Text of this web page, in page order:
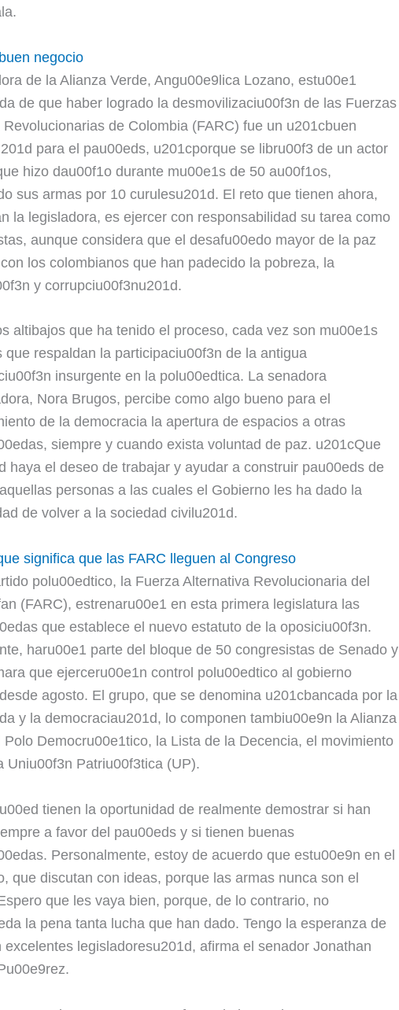
negocio
de la Alianza Verde, Angu00e9lica Lozano, estu00e1
de que haber logrado la desmovilizaciu00f3n de las Fuerzas
de Colombia (FARC) fue un u201cbuen
para el pau00eds, u201cporque se libru00f3 de un actor
hizo dau00f1o durante mu00e1s de 50 au00f1os,
sus armas por 10 curulesu201d. El reto que tienen ahora,
la legisladora, es ejercer con responsabilidad su tarea como
aunque considera que el desafu00edo mayor de la paz
los colombianos que han padecido la pobreza, la
y corrupciu00f3nu201d.
altibajos que ha tenido el proceso, cada vez son mu00e1s
que respaldan la participaciu00f3n de la antigua
insurgente en la polu00edtica. La senadora
Nora Brugos, percibe como algo bueno para el
de la democracia la apertura de espacios a otras
siempre y cuando exista voluntad de paz. u201cQue
haya el deseo de trabajar y ayudar a construir pau00eds de
personas a las cuales el Gobierno les ha dado la
de volver a la sociedad civilu201d.
significa que las FARC lleguen al Congreso
polu00edtico, la Fuerza Alternativa Revolucionaria del
(FARC), estrenaru00e1 en esta primera legislatura las
que establece el nuevo estatuto de la oposiciu00f3n.
haru00e1 parte del bloque de 50 congresistas de Senado y
que ejerceru00e1n control polu00edtico al gobierno
agosto. El grupo, que se denomina u201cbancada por la
y la democraciau201d, lo componen tambiu00e9n la Alianza
Polo Democru00e1tico, la Lista de la Decencia, el movimiento
Uniu00f3n Patriu00f3tica (UP).
tienen la oportunidad de realmente demostrar si han
a favor del pau00eds y si tienen buenas
Personalmente, estoy de acuerdo que estu00e9n en el
que discutan con ideas, porque las armas nunca son el
que les vaya bien, porque, de lo contrario, no
la pena tanta lucha que han dado. Tengo la esperanza de
excelentes legisladoresu201d, afirma el senador Jonathan